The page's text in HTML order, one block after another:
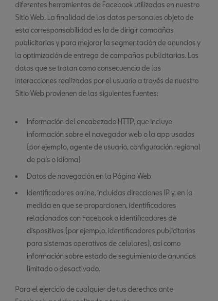
diferentes herramientas de Facebook utilizadas en nuestro
Sitio Web. La finalidad de los datos personales objeto de
esta corresponsabilidad es la de dirigir campañas
publicitarias y para mejorar la segmentación de anuncios y
la optimización de entrega de campañas publicitarias. Los
datos que se tratan como consecuencia de las
interacciones realizadas por el usuario a través de nuestro
Sitio Web provienen de las siguientes fuentes:
Información del encabezado HTTP, que incluye
información sobre el navegador web o la app usados
(por ejemplo, agente de usuario, configuración regional
de país o idioma)
Datos de navegación en la Página Web
Identificadores online, incluidas direcciones IP y, en la
medida en que se proporcionen, identificadores
relacionados con Facebook o identificadores de
dispositivos (por ejemplo, identificadores publicitarios
para sistemas operativos de celulares), así como
información sobre estado de seguimiento de anuncios
limitado o desactivado.
Para el ejercicio de cualquier de tus derechos ante